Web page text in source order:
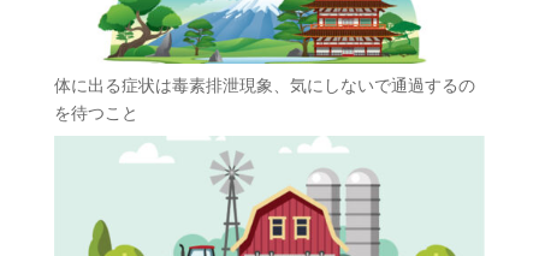
体に出る症状は毒素排泄現象、気にしないで通過するの
を待つこと